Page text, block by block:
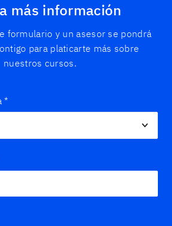
más información
formulario y un asesor se pondrá
para platicarte más sobre
nuestros cursos.
*